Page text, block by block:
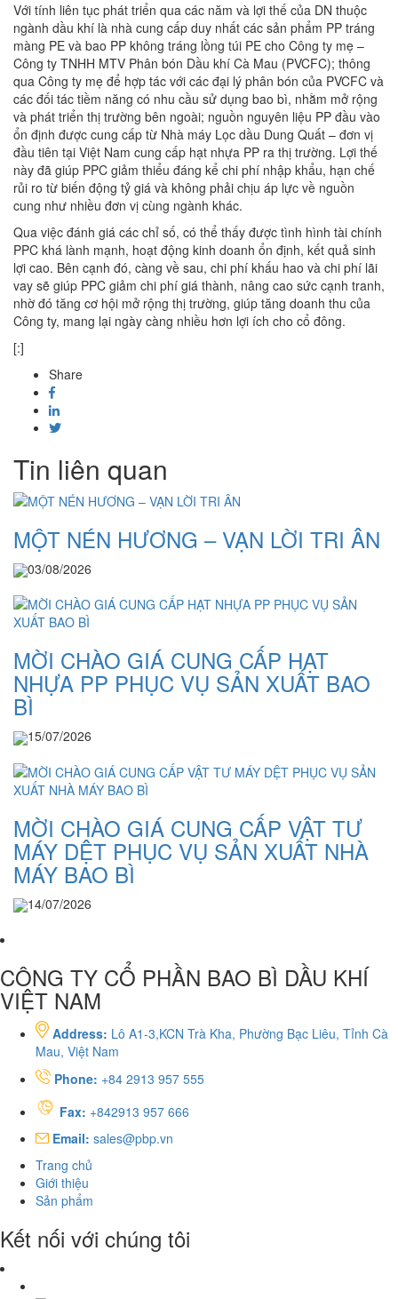
Với tính liên tục phát triển qua các năm và lợi thế của DN thuộc
ngành dầu khí là nhà cung cấp duy nhất các sản phẩm PP tráng
màng PE và bao PP không tráng lồng túi PE cho Công ty mẹ –
Công ty TNHH MTV Phân bón Dầu khí Cà Mau (PVCFC); thông
qua Công ty mẹ để hợp tác với các đại lý phân bón của PVCFC và
các đối tác tiềm năng có nhu cầu sử dụng bao bì, nhằm mở rộng
và phát triển thị trường bên ngoài; nguồn nguyên liệu PP đầu vào
ổn định được cung cấp từ Nhà máy Lọc dầu Dung Quất – đơn vị
đầu tiên tại Việt Nam cung cấp hạt nhựa PP ra thị trường. Lợi thế
này đã giúp PPC giảm thiểu đáng kể chi phí nhập khẩu, hạn chế
rủi ro từ biến động tỷ giá và không phải chịu áp lực về nguồn
cung như nhiều đơn vị cùng ngành khác.
Qua việc đánh giá các chỉ số, có thể thấy được tình hình tài chính
PPC khá lành mạnh, hoạt động kinh doanh ổn định, kết quả sinh
lợi cao. Bên cạnh đó, càng về sau, chi phí khấu hao và chi phí lãi
vay sẽ giúp PPC giảm chi phí giá thành, nâng cao sức cạnh tranh,
nhờ đó tăng cơ hội mở rộng thị trường, giúp tăng doanh thu của
Công ty, mang lại ngày càng nhiều hơn lợi ích cho cổ đông.
[:]
Share
Tin liên quan
MỘT NÉN HƯƠNG – VẠN LỜI TRI ÂN
03/08/2026
MỜI CHÀO GIÁ CUNG CẤP HẠT
NHỰA PP PHỤC VỤ SẢN XUẤT BAO
BÌ
15/07/2026
MỜI CHÀO GIÁ CUNG CẤP VẬT TƯ
MÁY DỆT PHỤC VỤ SẢN XUẤT NHÀ
MÁY BAO BÌ
14/07/2026
CÔNG TY CỔ PHẦN BAO BÌ DẦU KHÍ
VIỆT NAM
Address: Lô A1-3,KCN Trà Kha, Phường Bạc Liêu, Tỉnh Cà
Mau, Việt Nam
Phone: +84 2913 957 555
Fax: +842913 957 666
Email: sales@pbp.vn
Trang chủ
Giới thiệu
Sản phẩm
Kết nối với chúng tôi